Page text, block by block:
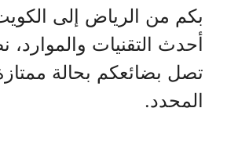
بكم من الرياض إلى
أحدث التقنيات
تصل بضائعكم بحالة
المحدد.